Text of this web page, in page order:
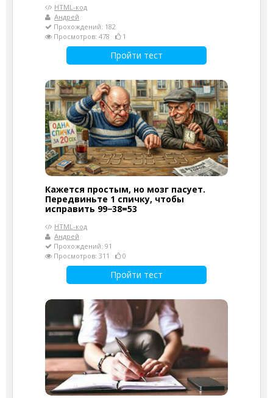
HTML-код
Андрей
Прохождений: 182
Просмотров: 478
1
Пройти тест
Кажется простым, но мозг пасует.
Передвиньте 1 спичку, чтобы
исправить 99−38=53
HTML-код
Андрей
Прохождений: 91
Просмотров: 311
0
Пройти тест